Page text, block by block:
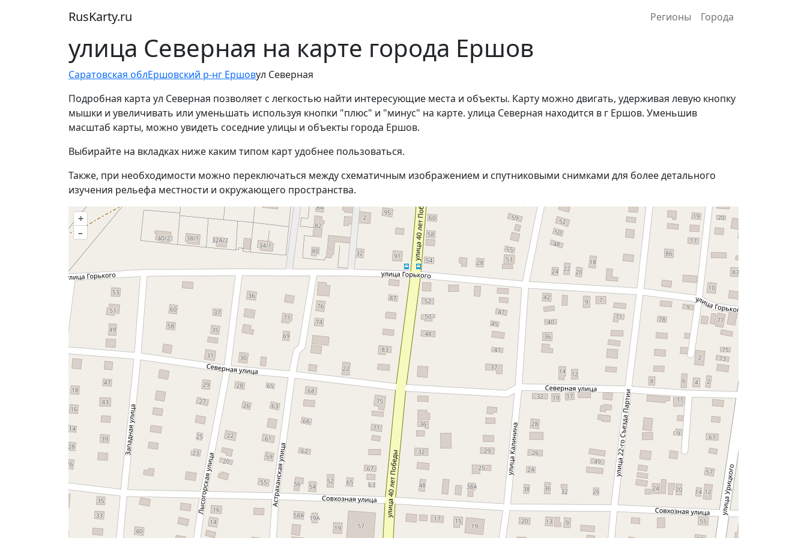
RusKarty.ru Регионы Города
улица Северная на карте города Ершов
Саратовская облЕршовский р-нг Ершовул Северная
Подробная карта ул Северная позволяет с легкостью найти интересующие места и объекты. Карту можно двигать, удерживая левую кнопку
мышки и увеличивать или уменьшать используя кнопки "плюс" и "минус" на карте. улица Северная находится в г Ершов. Уменьшив
масштаб карты, можно увидеть соседние улицы и объекты города Ершов.
Выбирайте на вкладках ниже каким типом карт удобнее пользоваться.
Также, при необходимости можно переключаться между схематичным изображением и спутниковыми снимками для более детального
изучения рельефа местности и окружающего пространства.
+
–